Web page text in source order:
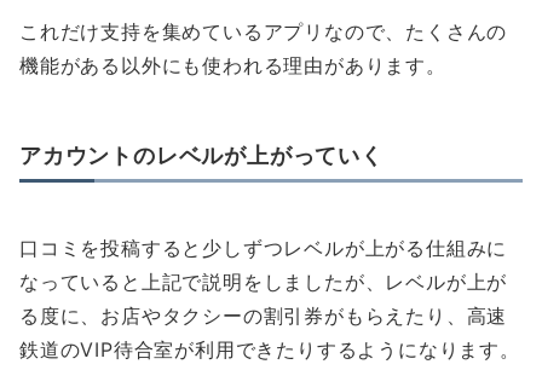
これだけ支持を集めているアプリなので、たくさんの
機能がある以外にも使われる理由があります。
アカウントのレベルが上がっていく
口コミを投稿すると少しずつレベルが上がる仕組みに
なっていると上記で説明をしましたが、レベルが上が
る度に、お店やタクシーの割引券がもらえたり、高速
鉄道のVIP待合室が利用できたりするようになります。